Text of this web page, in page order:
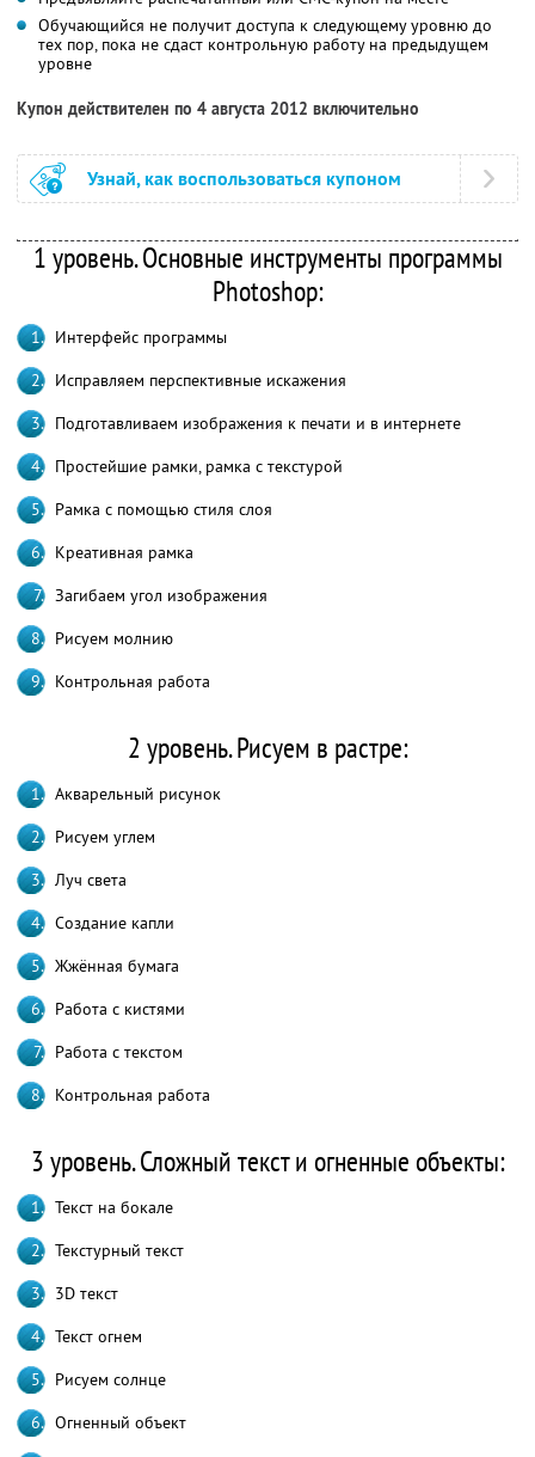
Обучающийся не получит доступа к следующему уровню до
тех пор, пока не сдаст контрольную работу на предыдущем
уровне
Купон действителен по 4 августа 2012 включительно
Узнай, как воспользоваться купоном
1 уровень. Основные инструменты программы
Photoshop:
Интерфейс программы
Исправляем перспективные искажения
Подготавливаем изображения к печати и в интернете
Простейшие рамки, рамка с текстурой
Рамка с помощью стиля слоя
Креативная рамка
Загибаем угол изображения
Рисуем молнию
Контрольная работа
2 уровень. Рисуем в растре:
Акварельный рисунок
Рисуем углем
Луч света
Создание капли
Жжённая бумага
Работа с кистями
Работа с текстом
Контрольная работа
3 уровень. Сложный текст и огненные объекты:
Текст на бокале
Текстурный текст
3D текст
Текст огнем
Рисуем солнце
Огненный объект